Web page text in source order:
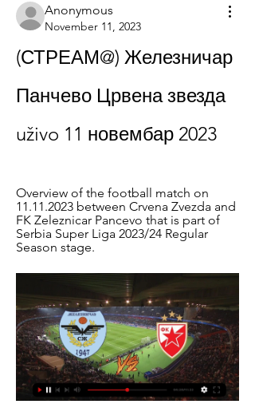
Anonymous
November 11, 2023
(СТРЕАМ@) Железничар
Панчево Црвена звезда
uživo 11 новембар 2023
Overview of the football match on
11.11.2023 between Crvena Zvezda and
FK Zeleznicar Pancevo that is part of
Serbia Super Liga 2023/24 Regular
Season stage.